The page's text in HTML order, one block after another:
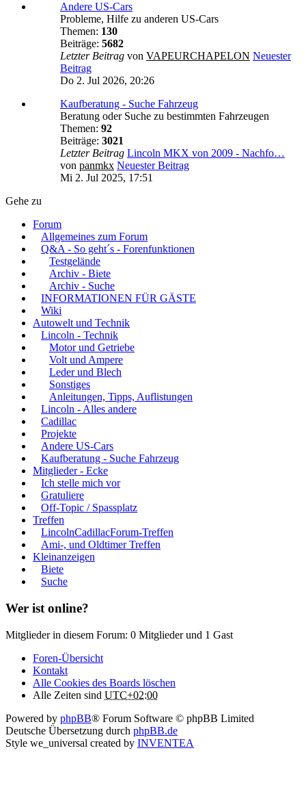
Andere US-Cars
Probleme, Hilfe zu anderen US-Cars
Themen: 130
Beiträge: 5682
Letzter Beitrag von VAPEURCHAPELON Neuester
Beitrag
Do 2. Jul 2026, 20:26
Kaufberatung - Suche Fahrzeug
Beratung oder Suche zu bestimmten Fahrzeugen
Themen: 92
Beiträge: 3021
Letzter Beitrag Lincoln MKX von 2009 - Nachfo…
von panmkx Neuester Beitrag
Mi 2. Jul 2025, 17:51
Gehe zu
Forum
Allgemeines zum Forum
Q&A - So geht´s - Forenfunktionen
Testgelände
Archiv - Biete
Archiv - Suche
INFORMATIONEN FÜR GÄSTE
Wiki
Autowelt und Technik
Lincoln - Technik
Motor und Getriebe
Volt und Ampere
Leder und Blech
Sonstiges
Anleitungen, Tipps, Auflistungen
Lincoln - Alles andere
Cadillac
Projekte
Andere US-Cars
Kaufberatung - Suche Fahrzeug
Mitglieder - Ecke
Ich stelle mich vor
Gratuliere
Off-Topic / Spassplatz
Treffen
LincolnCadillacForum-Treffen
Ami-, und Oldtimer Treffen
Kleinanzeigen
Biete
Suche
Wer ist online?
Mitglieder in diesem Forum: 0 Mitglieder und 1 Gast
Foren-Übersicht
Kontakt
Alle Cookies des Boards löschen
Alle Zeiten sind UTC+02:00
Powered by phpBB® Forum Software © phpBB Limited
Deutsche Übersetzung durch phpBB.de
Style we_universal created by INVENTEA